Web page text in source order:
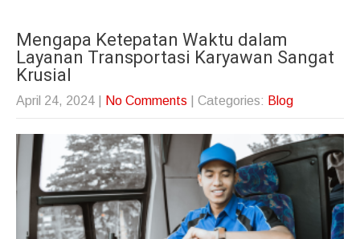
Mengapa Ketepatan Waktu dalam
Layanan Transportasi Karyawan Sangat
Krusial
April 24, 2024 No Comments | Categories: Blog